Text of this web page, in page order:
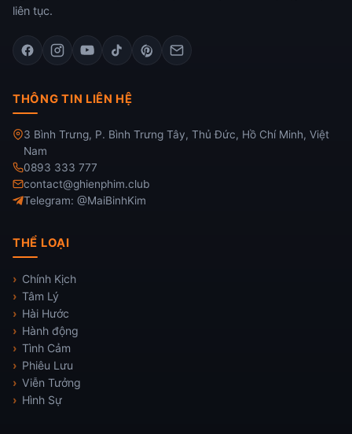
liên tục.
THÔNG TIN LIÊN HỆ
3 Bình Trưng, P. Bình Trưng Tây, Thủ Đức, Hồ Chí Minh, Việt
Nam
0893 333 777
contact@ghienphim.club
Telegram: @MaiBinhKim
THỂ LOẠI
Chính Kịch
Tâm Lý
Hài Hước
Hành động
Tình Cảm
Phiêu Lưu
Viễn Tưởng
Hình Sự